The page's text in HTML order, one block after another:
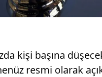
kişi başına
resmi olarak